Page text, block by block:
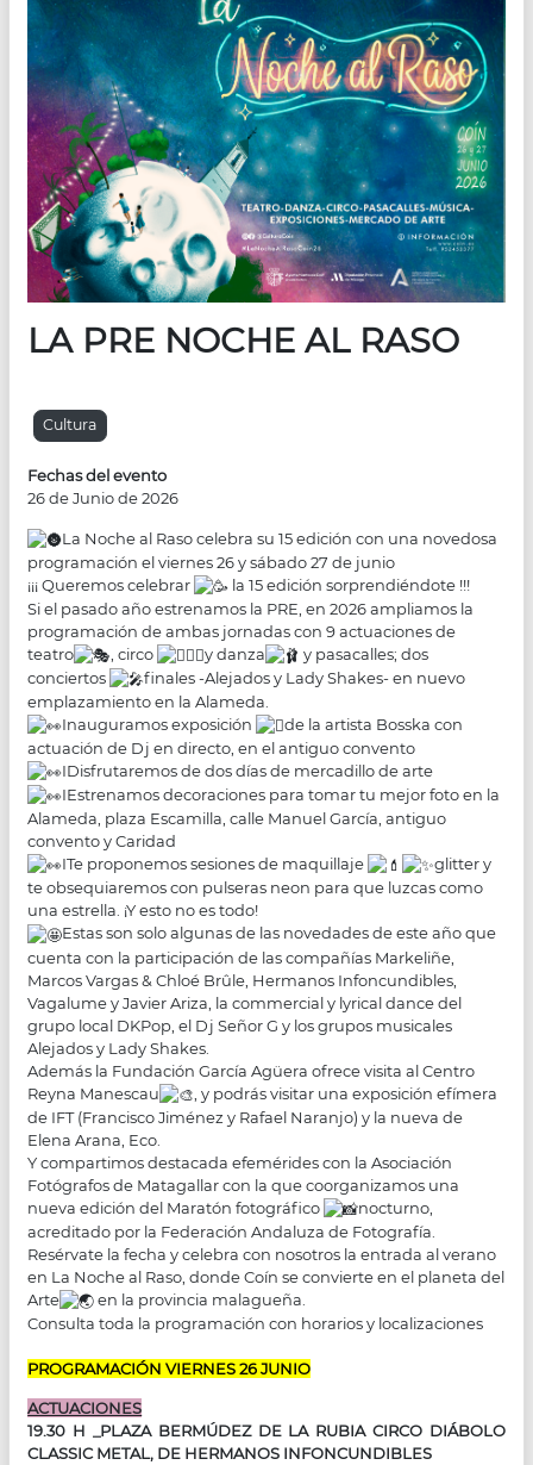
LA PRE NOCHE AL RASO
Cultura
Fechas del evento
26 de Junio de 2026
La Noche al Raso celebra su 15 edición con una novedosa
programación el viernes 26 y sábado 27 de junio
¡¡¡ Queremos celebrar
la 15 edición sorprendiéndote !!!
Si el pasado año estrenamos la PRE, en 2026 ampliamos la
programación de ambas jornadas con 9 actuaciones de
teatro
, circo y danza
y pasacalles; dos
conciertos
finales -Alejados y Lady Shakes- en nuevo
emplazamiento en la Alameda.
Inauguramos exposición
de la artista Bosska con
actuación de Dj en directo, en el antiguo convento
IDisfrutaremos de dos días de mercadillo de arte
IEstrenamos decoraciones para tomar tu mejor foto en la
Alameda, plaza Escamilla, calle Manuel García, antiguo
convento y Caridad
ITe proponemos sesiones de maquillaje
glitter y
te obsequiaremos con pulseras neon para que luzcas como
una estrella. ¡Y esto no es todo!
Estas son solo algunas de las novedades de este año que
cuenta con la participación de las compañías Markeliñe,
Marcos Vargas & Chloé Brûle, Hermanos Infoncundibles,
Vagalume y Javier Ariza, la commercial y lyrical dance del
grupo local DKPop, el Dj Señor G y los grupos musicales
Alejados y Lady Shakes.
Además la Fundación García Agüera ofrece visita al Centro
Reyna Manescau
, y podrás visitar una exposición efímera
de IFT (Francisco Jiménez y Rafael Naranjo) y la nueva de
Elena Arana, Eco.
Y compartimos destacada efemérides con la Asociación
Fotógrafos de Matagallar con la que coorganizamos una
nueva edición del Maratón fotográfico
nocturno,
acreditado por la Federación Andaluza de Fotografía.
Resérvate la fecha y celebra con nosotros la entrada al verano
en La Noche al Raso, donde Coín se convierte en el planeta del
Arte
en la provincia malagueña.
Consulta toda la programación con horarios y localizaciones
PROGRAMACIÓN VIERNES 26 JUNIO
ACTUACIONES
19.30 H _PLAZA BERMÚDEZ DE LA RUBIA CIRCO DIÁBOLO
CLASSIC METAL, DE HERMANOS INFONCUNDIBLES